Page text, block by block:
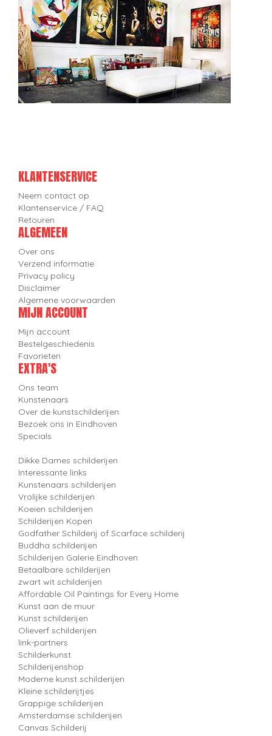
KLANTENSERVICE
Neem contact op
Klantenservice / FAQ
Retouren
ALGEMEEN
Over ons
Verzend informatie
Privacy policy
Disclaimer
Algemene voorwaarden
MIJN ACCOUNT
Mijn account
Bestelgeschiedenis
Favorieten
EXTRA'S
Ons team
Kunstenaars
Over de kunstschilderijen
Bezoek ons in Eindhoven
Specials
Dikke Dames schilderijen
Interessante links
Kunstenaars schilderijen
Vrolijke schilderijen
Koeien schilderijen
Schilderijen Kopen
Godfather Schilderij of Scarface schilderij
Buddha schilderijen
Schilderijen Galerie Eindhoven
Betaalbare schilderijen
zwart wit schilderijen
Affordable Oil Paintings for Every Home
Kunst aan de muur
Kunst schilderijen
Olieverf schilderijen
link-partners
Schilderkunst
Schilderijenshop
Moderne kunst schilderijen
Kleine schilderijtjes
Grappige schilderijen
Amsterdamse schilderijen
Canvas Schilderij